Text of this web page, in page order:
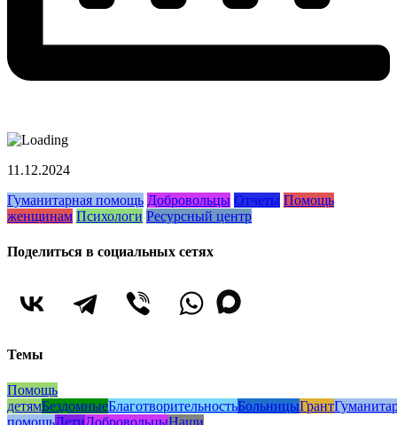
11.12.2024
Гуманитарная помощь Добровольцы Отчеты Помощь
женщинам Психологи Ресурсный центр
Поделиться в социальных сетях
Темы
Помощь
детямБездомныеБлаготворительностьБольницыГрант
помощьДетиДобровольцыНаши